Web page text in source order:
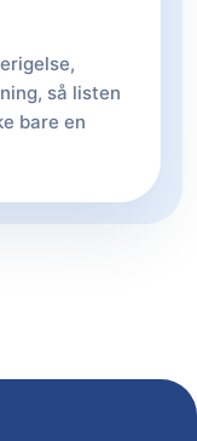
så listen
bare en